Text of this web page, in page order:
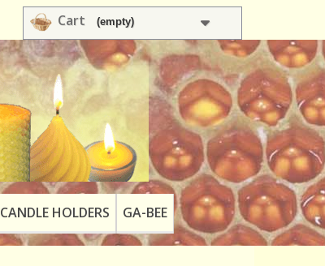
Cart (empty)
CANDLE HOLDERS GA-BEE